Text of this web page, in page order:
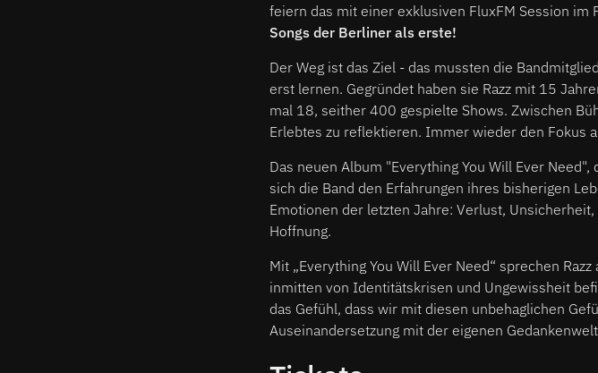
feiern das mit einer exklusiven FluxFM Session im
Songs der Berliner als erste!
Der Weg ist das Ziel - das mussten die
erst lernen. Gegründet haben sie Razz mit 15
mal 18, seither 400 gespielte Shows. Zwischen
Erlebtes zu reflektieren. Immer wieder den Fokus
Das neuen Album "Everything You Will Ever
sich die Band den Erfahrungen ihres bisherigen
Emotionen der letzten Jahre: Verlust,
Hoffnung.
Mit „Everything You Will Ever Need“ sprechen
inmitten von Identitätskrisen und Ungewissheit
das Gefühl, dass wir mit diesen unbehaglichen
Auseinandersetzung mit der eigenen